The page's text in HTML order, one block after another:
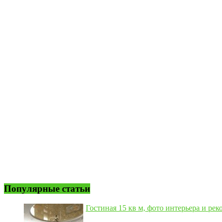
Популярные статьи
Гостиная 15 кв м, фото интерьера и